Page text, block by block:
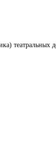
театральных